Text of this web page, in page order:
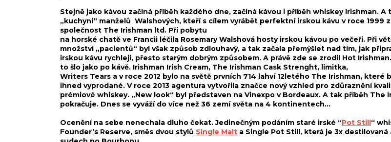
Stejně jako kávou začíná příběh každého dne, začíná kávou i příběh whiskey Irishman. A
„kuchyni“ manželů Walshových, kteří s cílem vyrábět perfektní irskou kávu v roce 1999
společnost The Irishman ltd. Při pobytu
na horské chatě ve Francii léčila Rosemary Walshová hosty irskou kávou po večeři. Při
množství „pacientů“ byl však způsob zdlouhavý, a tak začala přemýšlet nad tím, jak
irskou kávu rychleji, přesto starým dobrým způsobem. A právě zde se zrodil Hot
to šlo jako po kávě. Irishman Irish Cream, The Irishman Cask Strenght, limitka,
Writers Tears a v roce 2012 bylo na světě prvních 714 lahví 12letého The Irishman, které
ihned vyprodané. V roce 2013 agentura vytvořila značce nový vzhled pro zdůraznění
prémiové whiskey. „New look“ byl představen na Vinexpo v Bordeaux. A tak příběh The
pokračuje. Dnes se vyváží do více než 36 zemí světa na 4 kontinentech...
Ocenění na sebe nenechala dluho čekat. Jedinečným podáním staré irské ‘‘Pot Still ‘‘
Founder’s Reserve, směs dvou stylů Single Malt a Single Pot Still, která je 3x destilovaná